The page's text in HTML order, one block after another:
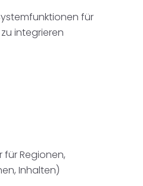
für
integrieren
für Regionen,
Inhalten)